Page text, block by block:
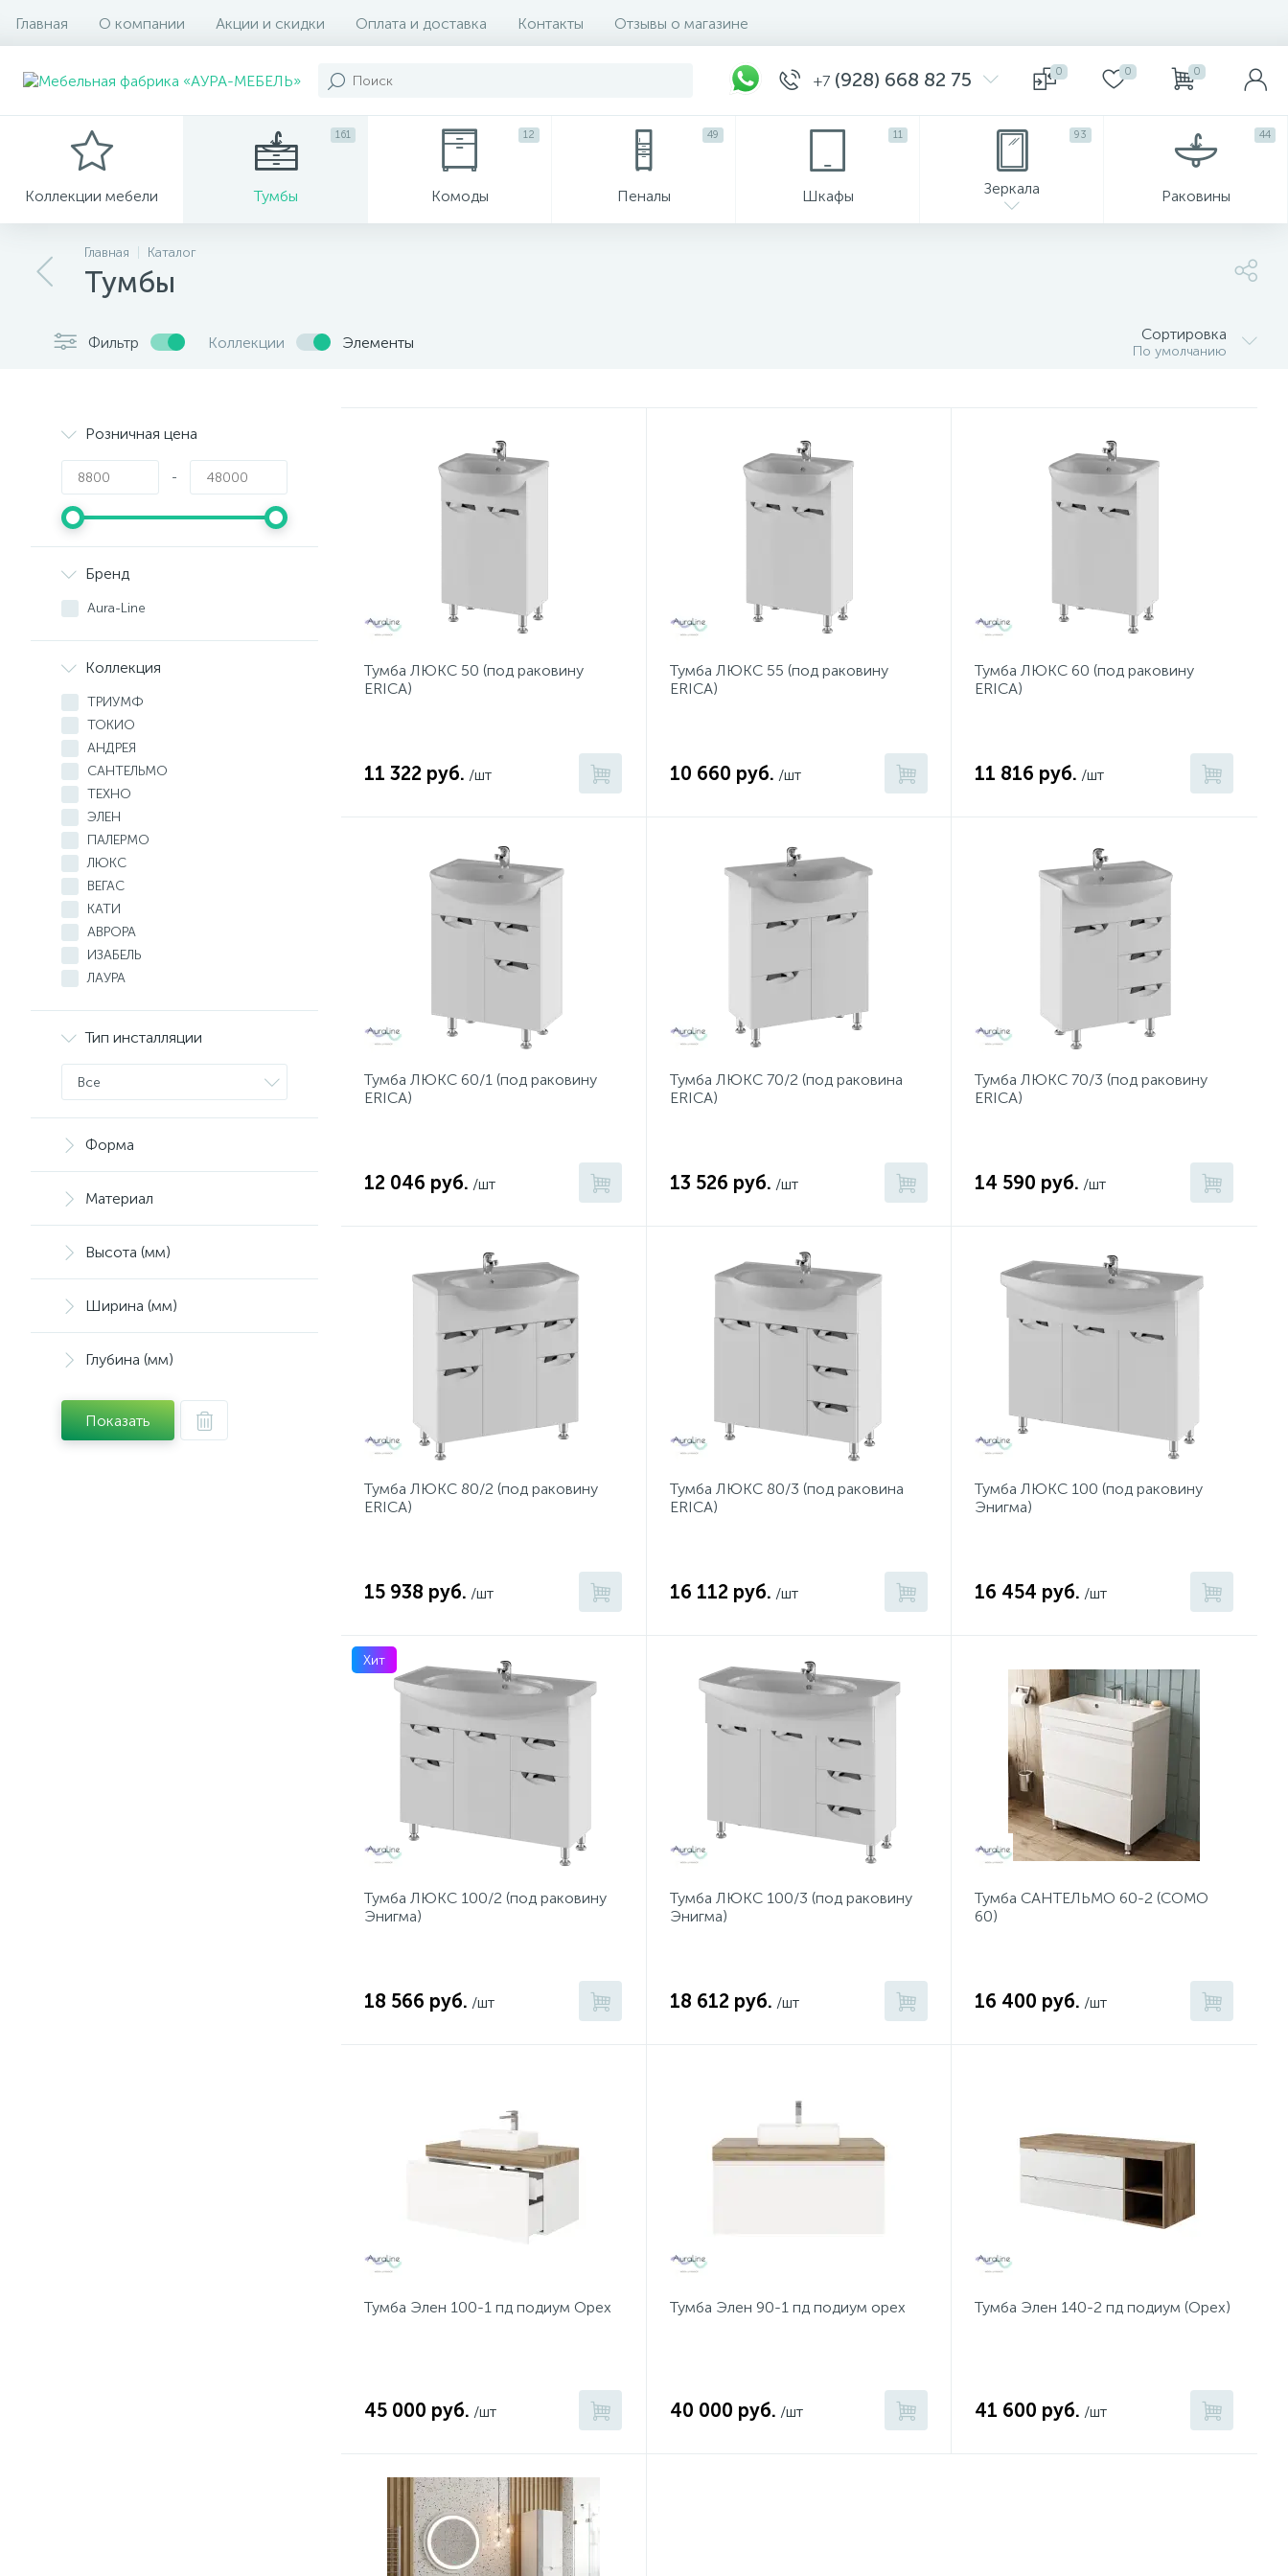
Главная О компании Акции и скидки Оплата и доставка Контакты Отзывы о магазине
+7 (928) 668 82 75 0 0 0
Коллекции мебели Тумбы
161
Комоды
12
Пеналы
49
Шкафы
11
Зеркала
93
Раковины
44
Главная Каталог
Тумбы
Фильтр Коллекции Элементы Сортировка
По умолчанию
Розничная цена
-
Бренд
Aura-Line
Коллекция
ТРИУМФ
ТОКИО
АНДРЕЯ
САНТЕЛЬМО
ТЕХНО
ЭЛЕН
ПАЛЕРМО
ЛЮКС
ВЕГАС
КАТИ
АВРОРА
ИЗАБЕЛЬ
ЛАУРА
Тип инсталляции
Все
Форма
Материал
Высота (мм)
Ширина (мм)
Глубина (мм)
Показать
Тумба ЛЮКС 50 (под раковину
ERICA)
11 322 руб. /шт
Тумба ЛЮКС 55 (под раковину
ERICA)
10 660 руб. /шт
Тумба ЛЮКС 60 (под раковину
ERICA)
11 816 руб. /шт
Тумба ЛЮКС 60/1 (под раковину
ERICA)
12 046 руб. /шт
Тумба ЛЮКС 70/2 (под раковина
ERICA)
13 526 руб. /шт
Тумба ЛЮКС 70/3 (под раковину
ERICA)
14 590 руб. /шт
Тумба ЛЮКС 80/2 (под раковину
ERICA)
15 938 руб. /шт
Тумба ЛЮКС 80/3 (под раковина
ERICA)
16 112 руб. /шт
Тумба ЛЮКС 100 (под раковину
Энигма)
16 454 руб. /шт
Хит
Тумба ЛЮКС 100/2 (под раковину
Энигма)
18 566 руб. /шт
Тумба ЛЮКС 100/3 (под раковину
Энигма)
18 612 руб. /шт
Тумба САНТЕЛЬМО 60-2 (COMO
60)
16 400 руб. /шт
Тумба Элен 100-1 пд подиум Орех
45 000 руб. /шт
Тумба Элен 90-1 пд подиум орех
40 000 руб. /шт
Тумба Элен 140-2 пд подиум (Орех)
41 600 руб. /шт